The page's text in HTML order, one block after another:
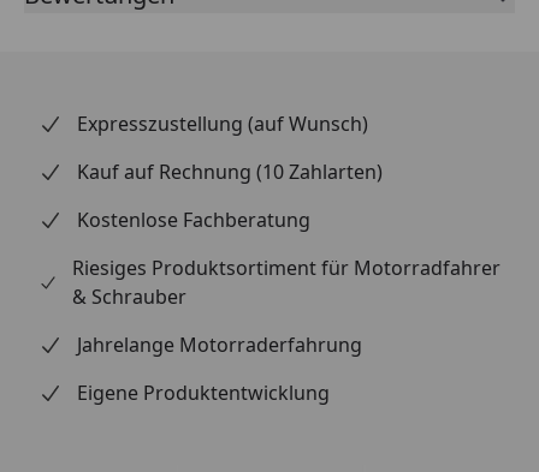
Optimale Bremsleistung Verbesserte
Wärmeableitung Erhöhte Festigkeit Gleichmäßige
Beschichtung für attraktiven Look und
meisten gängigen Motorradmodellen Lieferumfang:
1x Brembo Bremsscheibe 68B407M4
Montagematerial (falls erforderlich)
Expresszustellung (auf Wunsch)
Kauf auf Rechnung (10 Zahlarten)
Kostenlose Fachberatung
Riesiges Produktsortiment für Motorradfahrer
& Schrauber
Jahrelange Motorraderfahrung
Eigene Produktentwicklung